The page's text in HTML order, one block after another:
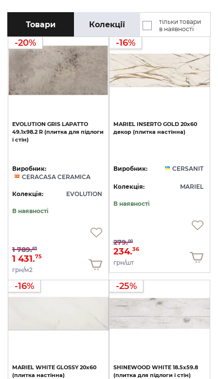
Товари Колекції
тільки товари
в наявності
-20%
EVOLUTION GRIS LAPATTO
49.1х98.2 R (плитка для підлоги
і стін)
Виробник:
CERACASA CERAMICA
Колекція: EVOLUTION
В наявності
1 789.69
1 431.75
грн/м2
-16%
MARIEL INSERTO GOLD 20х60
декор (плитка настінна)
Виробник: CERSANIT
Колекція: MARIEL
В наявності
279.00
234.36
грн/шт
-16%
MARIEL WHITE GLOSSY 20х60
(плитка настінна)
-25%
SHINEWOOD WHITE 18.5х59.8
(плитка для підлоги і стін)